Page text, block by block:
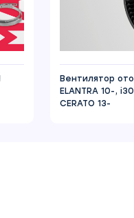
Вентилятор
ELANTRA 10-,
CERATO 13-